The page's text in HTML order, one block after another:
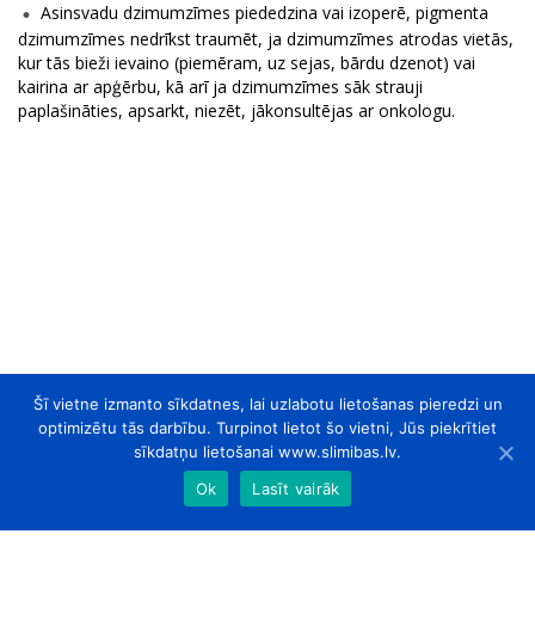
Asinsvadu dzimumzīmes piededzina vai izoperē, pigmenta
dzimumzīmes nedrīkst traumēt, ja dzimumzīmes atrodas vietās,
kur tās bieži ievaino (piemēram, uz sejas, bārdu dzenot) vai
kairina ar apģērbu, kā arī ja dzimumzīmes sāk strauji
paplašināties, apsarkt, niezēt, jākonsultējas ar onkologu.
Šī vietne izmanto sīkdatnes, lai uzlabotu lietošanas pieredzi un
optimizētu tās darbību. Turpinot lietot šo vietni, Jūs piekrītiet
sīkdatņu lietošanai www.slimibas.lv.
Ok
Lasīt vairāk